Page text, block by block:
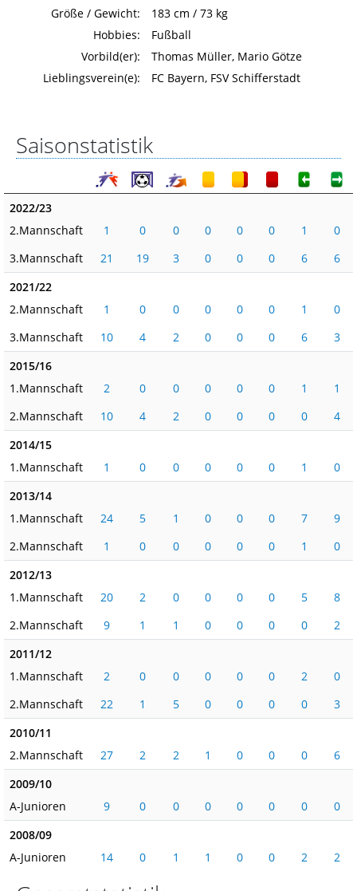
Größe / Gewicht:
183 cm / 73 kg
Hobbies:
Fußball
Vorbild(er):
Thomas Müller, Mario Götze
Lieblingsverein(e):
FC Bayern, FSV Schifferstadt
Saisonstatistik
2022/23
2.Mannschaft
1 0 0 0 0 0 1
0
3.Mannschaft
21 19 3 0 0 0 6
6
2021/22
2.Mannschaft
1 0 0 0 0 0 1
0
3.Mannschaft
10 4 2 0 0 0 6
3
2015/16
1.Mannschaft
2 0 0 0 0 0 1
1
2.Mannschaft
10 4 2 0 0 0 0
4
2014/15
1.Mannschaft
1 0 0 0 0 0 1
0
2013/14
1.Mannschaft
24 5 1 0 0 0 7
9
2.Mannschaft
1 0 0 0 0 0 1
0
2012/13
1.Mannschaft
20 2 0 0 0 0 5
8
2.Mannschaft
9 1 1 0 0 0 0
2
2011/12
1.Mannschaft
2 0 0 0 0 0 2
0
2.Mannschaft
22 1 5 0 0 0 0
3
2010/11
2.Mannschaft
27 2 2 1 0 0 0
6
2009/10
A-Junioren
9 0 0 0 0 0 0
0
2008/09
A-Junioren
14 0 1 1 0 0 2 2